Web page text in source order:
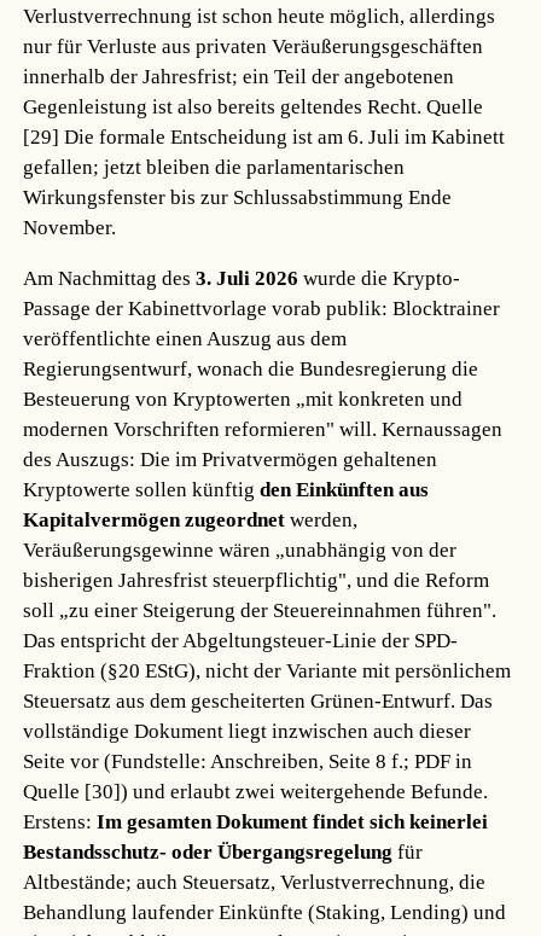
Verlustverrechnung ist schon heute möglich, allerdings
nur für Verluste aus privaten Veräußerungsgeschäften
innerhalb der Jahresfrist; ein Teil der angebotenen
Gegenleistung ist also bereits geltendes Recht.Quelle
[29] Die formale Entscheidung ist am 6. Juli im Kabinett
gefallen; jetzt bleiben die parlamentarischen
Wirkungsfenster bis zur Schlussabstimmung Ende
November.
Am Nachmittag des3. Juli 2026 wurde die Krypto-
Passage der Kabinettvorlage vorab publik: Blocktrainer
veröffentlichte einen Auszug aus dem
Regierungsentwurf, wonach die Bundesregierung die
Besteuerung von Kryptowerten „mit konkreten und
modernen Vorschriften reformieren" will. Kernaussagen
des Auszugs: Die im Privatvermögen gehaltenen
Kryptowerte sollen künftigden Einkünften aus
Kapitalvermögen zugeordnet werden,
Veräußerungsgewinne wären „unabhängig von der
bisherigen Jahresfrist steuerpflichtig", und die Reform
soll „zu einer Steigerung der Steuereinnahmen führen".
Das entspricht der Abgeltungsteuer-Linie der SPD-
Fraktion (§20 EStG), nicht der Variante mit persönlichem
Steuersatz aus dem gescheiterten Grünen-Entwurf. Das
vollständige Dokument liegt inzwischen auch dieser
Seite vor (Fundstelle: Anschreiben, Seite 8 f.; PDF in
Quelle [30]) und erlaubt zwei weitergehende Befunde.
Erstens:Im gesamten Dokument findet sich keinerlei
Bestandsschutz- oder Übergangsregelung für
Altbestände; auch Steuersatz, Verlustverrechnung, die
Behandlung laufender Einkünfte (Staking, Lending) und